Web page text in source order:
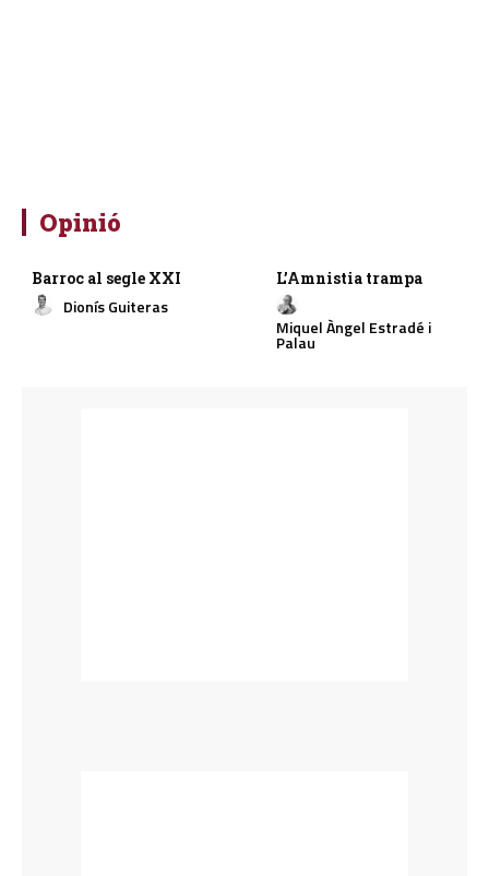
Opinió
Barroc al segle XXI
Dionís Guiteras
L’Amnistia trampa
Miquel Àngel Estradé i
Palau